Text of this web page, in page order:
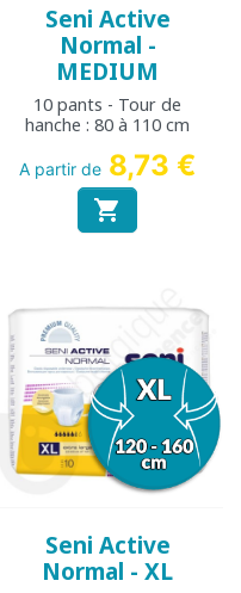
Seni Active
Normal -
MEDIUM
10 pants - Tour de
hanche : 80 à 110 cm
A partir de 8,73 €

Seni Active
Normal - XL